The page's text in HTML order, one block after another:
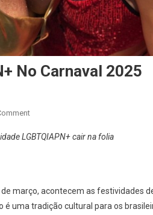
No Carnaval 2025
On
Os
Carnaval
2025
LGBTQIAPN+ cair na folia
março, acontecem as festividades
uma tradição cultural para os